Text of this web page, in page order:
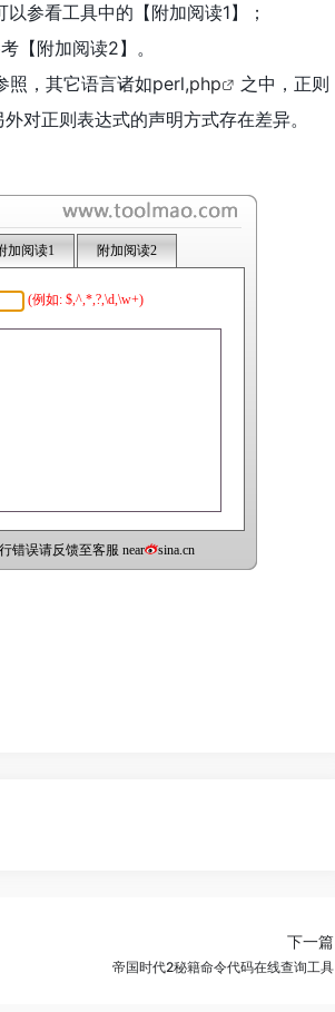
参看工具中的【附加阅读1】；
【附加阅读2】。
照，其它语言诸如perl,php
之中，正则
对正则表达式的声明方式存在差异。
下一篇
帝国时代2秘籍命令代码在线查询工具